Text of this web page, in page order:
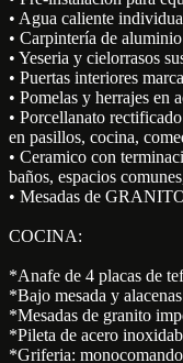
• Agua caliente
• Carpintería de
• Yeseria y cielorrasos
• Puertas interiores
• Pomelas y herrajes
• Porcellanato
en pasillos, cocina,
• Ceramico con
baños, espacios
• Mesadas de
COCINA:
*Anafe de 4 placas de
*Bajo mesada y
*Mesadas de granito
*Pileta de acero
*Griferia: